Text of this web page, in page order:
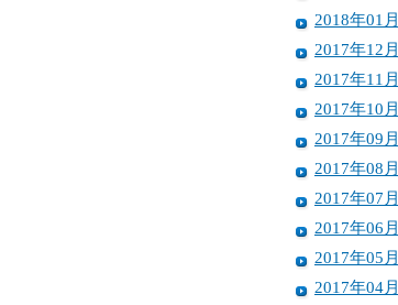
2018年01月
2017年12月
2017年11月
2017年10月
2017年09月
2017年08月
2017年07月
2017年06月
2017年05月
2017年04月